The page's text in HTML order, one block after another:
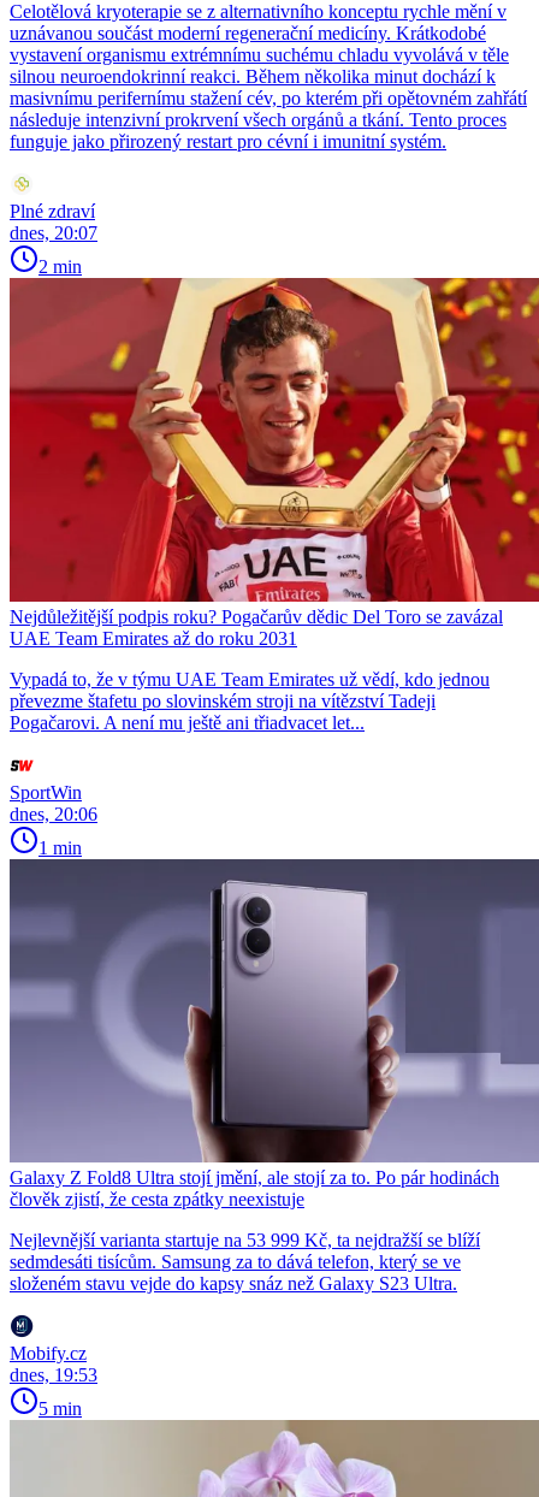
Celotělová kryoterapie se z alternativního konceptu rychle mění v
uznávanou součást moderní regenerační medicíny. Krátkodobé
vystavení organismu extrémnímu suchému chladu vyvolává v těle
silnou neuroendokrinní reakci. Během několika minut dochází k
masivnímu perifernímu stažení cév, po kterém při opětovném zahřátí
následuje intenzivní prokrvení všech orgánů a tkání. Tento proces
funguje jako přirozený restart pro cévní i imunitní systém.
Plné zdraví
dnes, 20:07
2 min
Nejdůležitější podpis roku? Pogačarův dědic Del Toro se zavázal
UAE Team Emirates až do roku 2031
Vypadá to, že v týmu UAE Team Emirates už vědí, kdo jednou
převezme štafetu po slovinském stroji na vítězství Tadeji
Pogačarovi. A není mu ještě ani třiadvacet let...
SportWin
dnes, 20:06
1 min
Galaxy Z Fold8 Ultra stojí jmění, ale stojí za to. Po pár hodinách
člověk zjistí, že cesta zpátky neexistuje
Nejlevnější varianta startuje na 53 999 Kč, ta nejdražší se blíží
sedmdesáti tisícům. Samsung za to dává telefon, který se ve
složeném stavu vejde do kapsy snáz než Galaxy S23 Ultra.
Mobify.cz
dnes, 19:53
5 min